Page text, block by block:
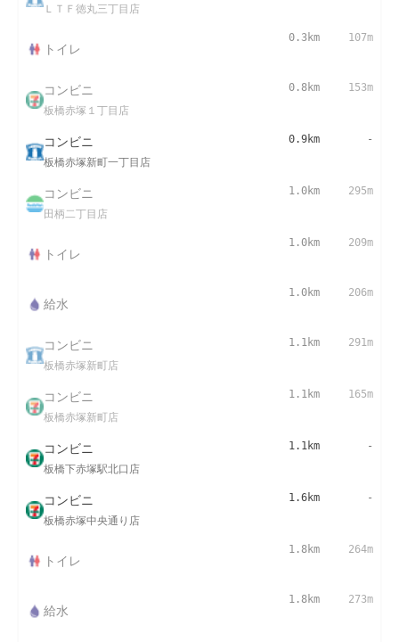
ＬＴＦ徳丸三丁目店
トイレ
0.3km 107m
コンビニ
板橋赤塚１丁目店
0.8km 153m
コンビニ
板橋赤塚新町一丁目店
0.9km -
コンビニ
田柄二丁目店
1.0km 295m
トイレ
1.0km 209m
給水
1.0km 206m
コンビニ
板橋赤塚新町店
1.1km 291m
コンビニ
板橋赤塚新町店
1.1km 165m
コンビニ
板橋下赤塚駅北口店
1.1km -
コンビニ
板橋赤塚中央通り店
1.6km -
トイレ
1.8km 264m
給水
1.8km 273m